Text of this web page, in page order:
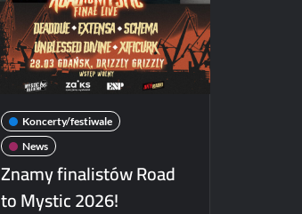
Koncerty/festiwale
News
Znamy finalistów Road
to Mystic 2026!